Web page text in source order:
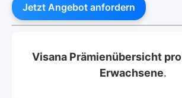
Jetzt Angebot anfordern
Visana Prämienübersicht
Erwachsene.